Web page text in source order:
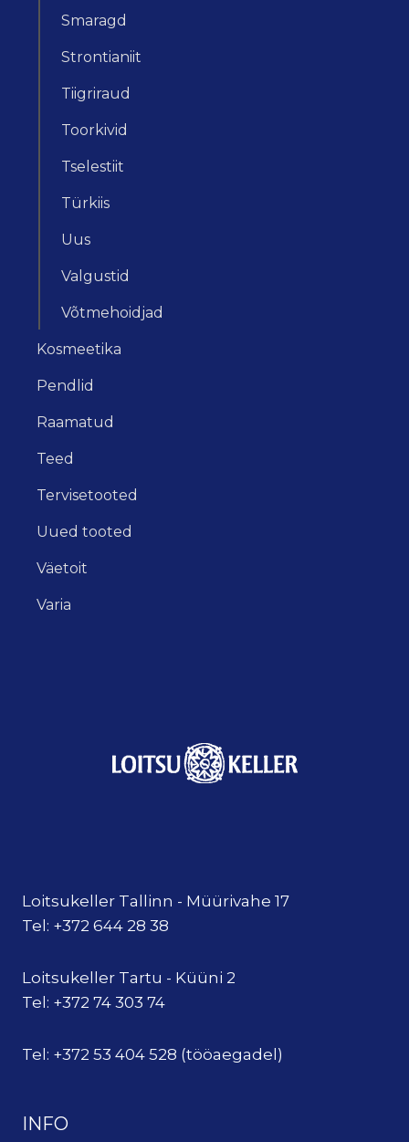
Smaragd
Strontianiit
Tiigriraud
Toorkivid
Tselestiit
Türkiis
Uus
Valgustid
Võtmehoidjad
Kosmeetika
Pendlid
Raamatud
Teed
Tervisetooted
Uued tooted
Väetoit
Varia
Loitsukeller Tallinn - Müürivahe 17
Tel: +372 644 28 38
Loitsukeller Tartu - Küüni 2
Tel: +372 74 303 74
Tel: +372 53 404 528 (tööaegadel)
INFO